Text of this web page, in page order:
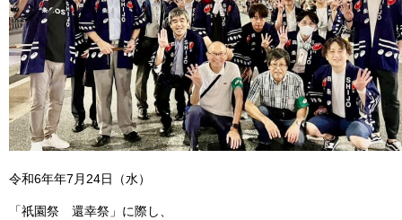
令和6年年7月24日（水）
「祇園祭 還幸祭」に際し、